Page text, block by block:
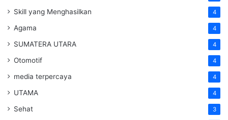
Skill yang Menghasilkan 4
Agama 4
SUMATERA UTARA 4
Otomotif 4
media terpercaya 4
UTAMA 4
Sehat 3